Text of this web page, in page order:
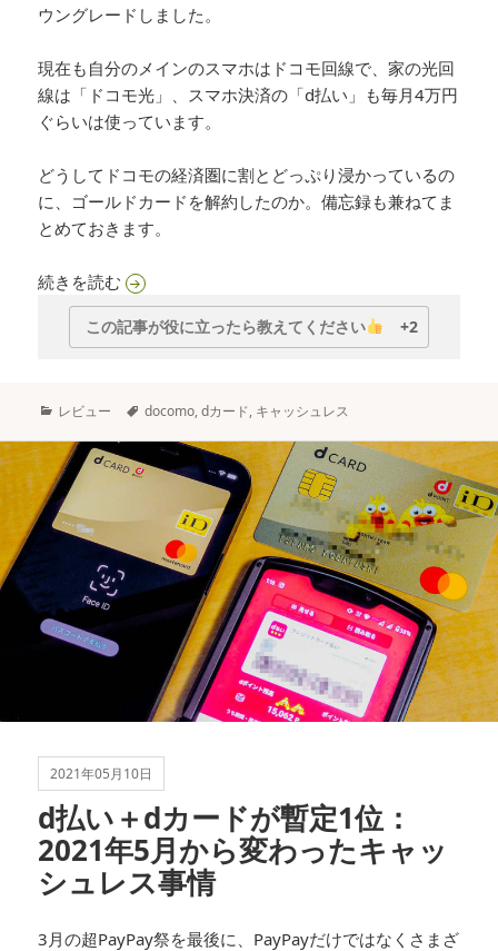
ウングレードしました。
現在も自分のメインのスマホはドコモ回線で、家の光回
線は「ドコモ光」、スマホ決済の「d払い」も毎月4万円
ぐらいは使っています。
どうしてドコモの経済圏に割とどっぷり浸かっているの
に、ゴールドカードを解約したのか。備忘録も兼ねてま
とめておきます。
続きを読む約9年使ってきた「dカード GOLD」をダウング
この記事が役に立ったら教えてください +2
カ
ゴ
リ
ー
レビュー
タ
docomo,dカード, キャッシュレス
2021年05月10日
d払い＋dカードが暫定1位：
2021年5月から変わったキャッ
シュレス事情
3月の超PayPay祭を最後に、PayPayだけではなくさまざ